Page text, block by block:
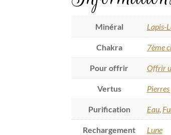
Minéral Lapis-
Chakra 7ème
Pour offrir Offrir
Vertus
Purification Eau,
Rechargement Lune